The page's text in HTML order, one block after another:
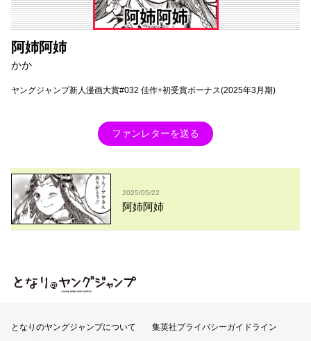
阿姉阿姉
かか
ヤングジャンプ新人漫画大賞#032 佳作+初受賞ボーナス(2025年3月期)
ファンレターを送る
2025/05/22
阿姉阿姉
となりのヤングジャンプ
となりのヤングジャンプについて
集英社プライバシーガイドライン